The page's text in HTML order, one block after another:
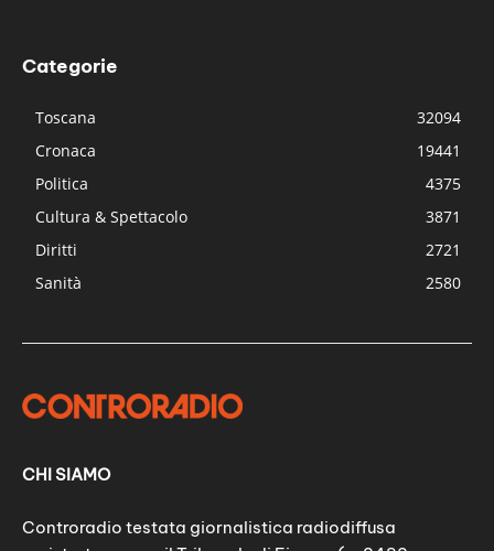
Categorie
Toscana
32094
Cronaca
19441
Politica
4375
Cultura & Spettacolo
3871
Diritti
2721
Sanità
2580
CHI SIAMO
Controradio testata giornalistica radiodiffusa